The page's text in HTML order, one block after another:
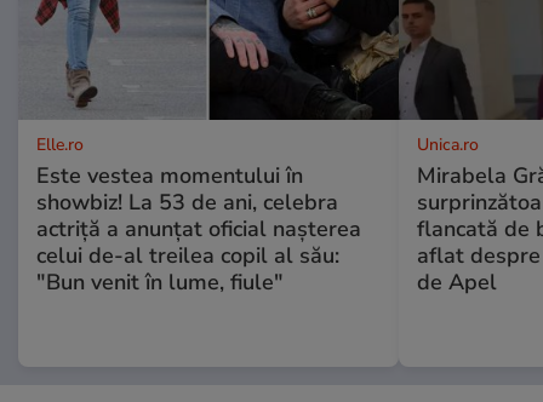
Elle.ro
Este vestea momentului în
showbiz! La 53 de ani, celebra
actriță a anunțat oficial nașterea
celui de-al treilea copil al său:
"Bun venit în lume, fiule"
Unica.ro
Mirabela
flancată de
aflat
de Apel